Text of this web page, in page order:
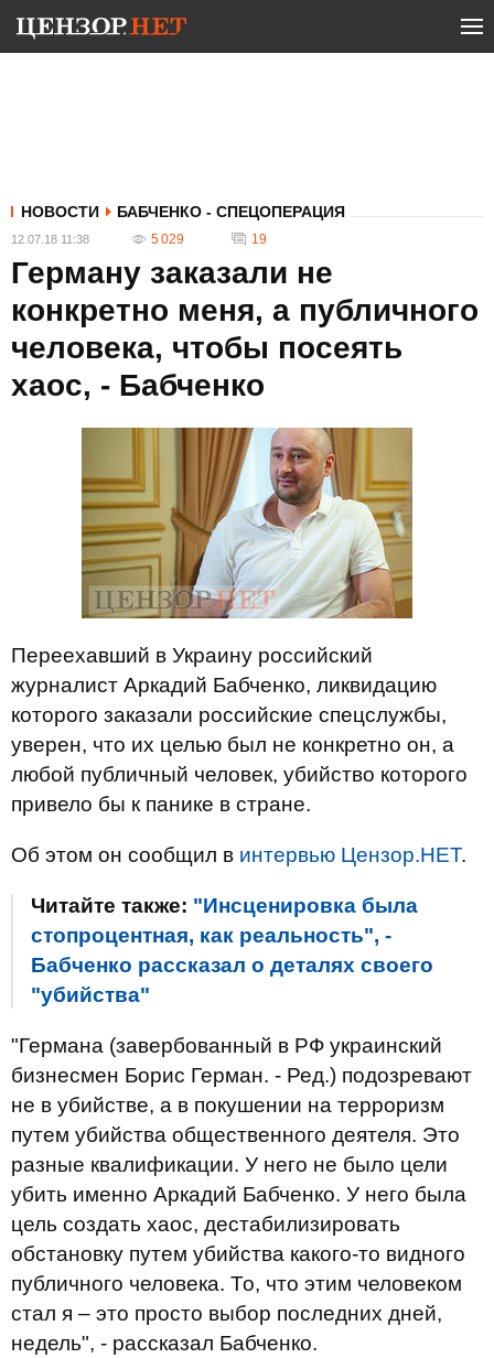
НОВОСТИ БАБЧЕНКО - СПЕЦОПЕРАЦИЯ
12.07.18 11:38 5 029 19
Герману заказали не
конкретно меня, а публичного
человека, чтобы посеять
хаос, - Бабченко
Переехавший в Украину российский
журналист Аркадий Бабченко, ликвидацию
которого заказали российские спецслужбы,
уверен, что их целью был не конкретно он, а
любой публичный человек, убийство которого
привело бы к панике в стране.
Об этом он сообщил в интервью Цензор.НЕТ.
Читайте также: "Инсценировка была
стопроцентная, как реальность", -
Бабченко рассказал о деталях своего
"убийства"
"Германа (завербованный в РФ украинский
бизнесмен Борис Герман. - Ред.) подозревают
не в убийстве, а в покушении на терроризм
путем убийства общественного деятеля. Это
разные квалификации. У него не было цели
убить именно Аркадий Бабченко. У него была
цель создать хаос, дестабилизировать
обстановку путем убийства какого-то видного
публичного человека. То, что этим человеком
стал я – это просто выбор последних дней,
недель", - рассказал Бабченко.